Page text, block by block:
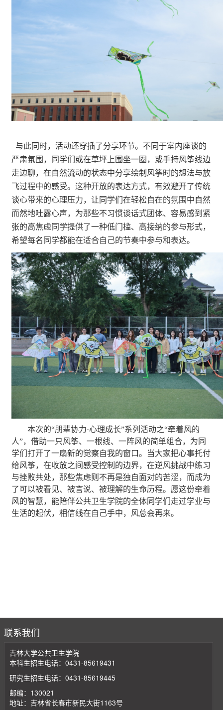
与此同时，活动还穿插了分享环节。不同于室内座谈的
严肃氛围，同学们或在草坪上围坐一圈，或手持风筝线边
走边聊，在自然流动的状态中分享绘制风筝时的想法与放
飞过程中的感受。这种开放的表达方式，有效避开了传统
谈心带来的心理压力，让同学们在轻松自在的氛围中自然
而然地吐露心声，为那些不习惯谈话式团体、容易感到紧
张的高焦虑同学提供了一种低门槛、高接纳的参与形式，
希望每名同学都能在适合自己的节奏中参与和表达。
本次的“朋辈协力·心理成长”系列活动之“牵着风的
人”，借助一只风筝、一根线、一阵风的简单组合，为同
学们打开了一扇新的觉察自我的窗口。当大家把心事托付
给风筝，在收放之间感受控制的边界，在逆风挑战中练习
与挫败共处，那些焦虑则不再是独自面对的苦涩，而成为
了可以被看见、被言说、被理解的生命历程。愿这份牵着
风的智慧，能陪伴公共卫生学院的全体同学们走过学业与
生活的起伏，相信线在自己手中，风总会再来。
联系我们
吉林大学公共卫生学院
本科生招生电话：0431-85619431
研究生招生电话：0431-85619445
邮编：130021
地址：吉林省长春市新民大街1163号